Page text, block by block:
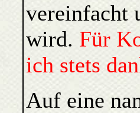
vereinfacht
wird. Für
ich stets
Auf eine